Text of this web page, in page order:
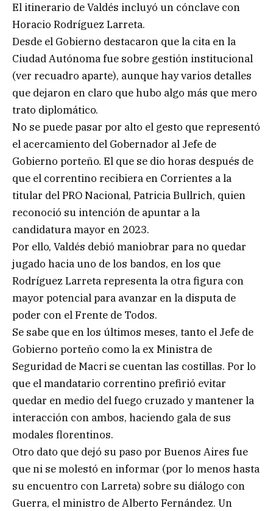
El itinerario de Valdés incluyó un cónclave con
Horacio Rodríguez Larreta.
Desde el Gobierno destacaron que la cita en la
Ciudad Autónoma fue sobre gestión institucional
(ver recuadro aparte), aunque hay varios detalles
que dejaron en claro que hubo algo más que mero
trato diplomático.
No se puede pasar por alto el gesto que representó
el acercamiento del Gobernador al Jefe de
Gobierno porteño. El que se dio horas después de
que el correntino recibiera en Corrientes a la
titular del PRO Nacional, Patricia Bullrich, quien
reconoció su intención de apuntar a la
candidatura mayor en 2023.
Por ello, Valdés debió maniobrar para no quedar
jugado hacia uno de los bandos, en los que
Rodríguez Larreta representa la otra figura con
mayor potencial para avanzar en la disputa de
poder con el Frente de Todos.
Se sabe que en los últimos meses, tanto el Jefe de
Gobierno porteño como la ex Ministra de
Seguridad de Macri se cuentan las costillas. Por lo
que el mandatario correntino prefirió evitar
quedar en medio del fuego cruzado y mantener la
interacción con ambos, haciendo gala de sus
modales florentinos.
Otro dato que dejó su paso por Buenos Aires fue
que ni se molestó en informar (por lo menos hasta
su encuentro con Larreta) sobre su diálogo con
Guerra, el ministro de Alberto Fernández. Un